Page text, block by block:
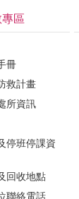
區
冊
救計畫
所資訊
停班停課資
回收地點
聯絡電話